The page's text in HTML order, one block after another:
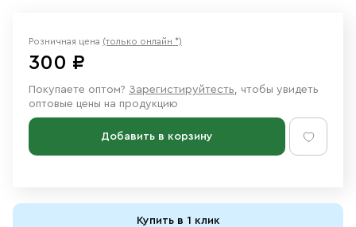
Розничная цена (только онлайн *)
300 ₽
Покупаете оптом? Зарегистируйтесть, чтобы увидеть
оптовые цены на продукцию
Добавить в корзину
Купить в 1 клик